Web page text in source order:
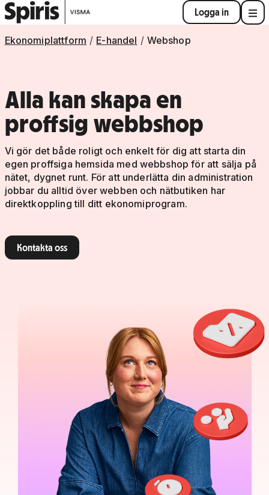
Logga in
Ekonomiplattform E-handel Webshop
Alla kan skapa en
proffsig webbshop
Vi gör det både roligt och enkelt för dig att starta din
egen proffsiga hemsida med webbshop för att sälja på
nätet, dygnet runt. För att underlätta din administration
jobbar du alltid över webben och nätbutiken har
direktkoppling till ditt ekonomiprogram.
Kontakta oss